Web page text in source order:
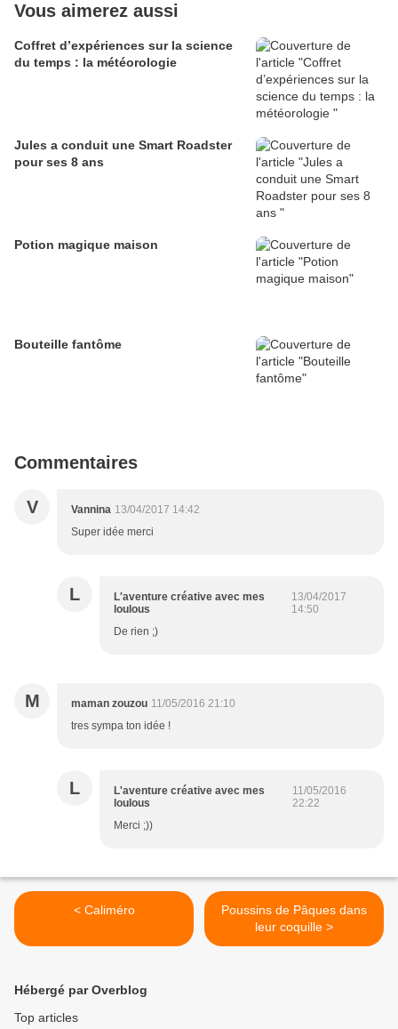
Vous aimerez aussi
Coffret d’expériences sur la science
du temps : la météorologie
Jules a conduit une Smart Roadster
pour ses 8 ans
Potion magique maison
Bouteille fantôme
Commentaires
V Vannina 13/04/2017 14:42
Super idée merci
L
L'aventure créative avec mes
loulous
13/04/2017
14:50
De rien ;)
M maman zouzou 11/05/2016 21:10
tres sympa ton idée !
L
L'aventure créative avec mes
loulous
11/05/2016
22:22
Merci ;))
< Caliméro
Poussins de Pâques dans
leur coquille >
Hébergé par Overblog
Top articles